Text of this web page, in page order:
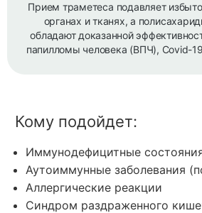
Прием траметеса подавляет
органах и тканях, а
обладают доказанной
папилломы человека (ВПЧ), Covid-
Кому подойдет:
Иммунодефицитные
Аутоиммунные заболевания
Аллергические реакции
Синдром раздраженного